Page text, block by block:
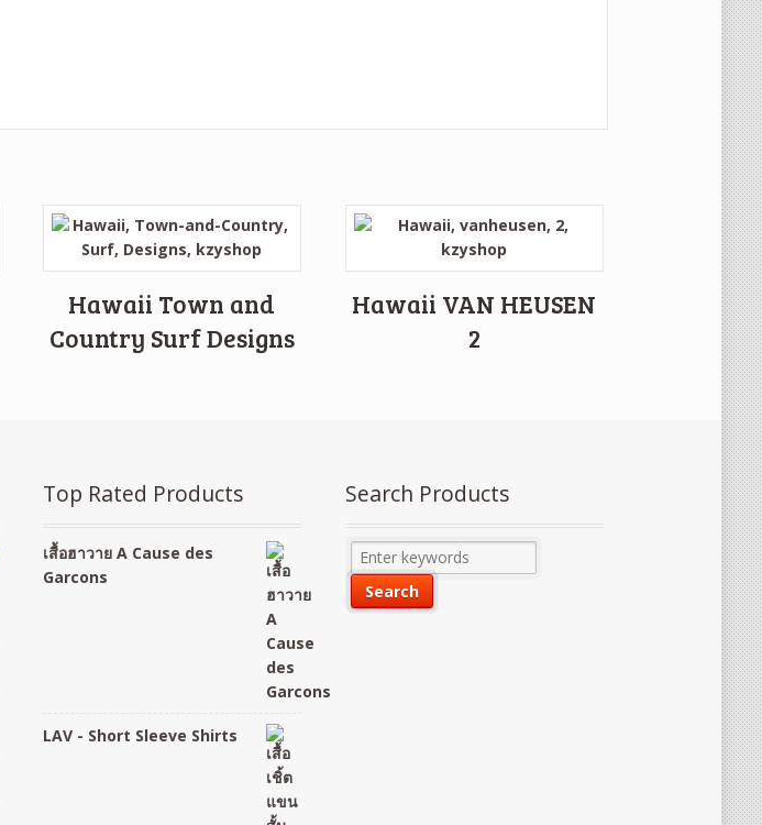
Hawaii Town and
Country Surf Designs
Hawaii VAN HEUSEN
2
Top Rated Products
เสื้อฮาวาย A Cause des
Garcons
LAV - Short Sleeve Shirts
Search Products